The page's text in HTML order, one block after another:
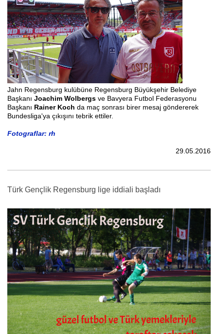
Jahn Regensburg kulübüne Regensburg Büyükşehir Belediye
Başkanı Joachim Wolbergs ve Bavyera Futbol Federasyonu
Başkanı Rainer Koch da maç sonrası birer mesaj göndererek
Bundesliga'ya çıkışını tebrik ettiler.
Fotograflar: rh
29.05.2016
Türk Gençlik Regensburg lige iddiali başladı